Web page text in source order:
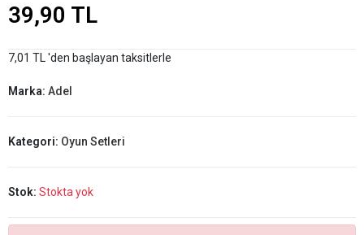
39,90 TL
7,01 TL 'den başlayan taksitlerle
Marka: Adel
Kategori: Oyun Setleri
Stok: Stokta yok